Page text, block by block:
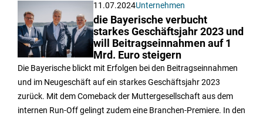
11.07.2024Unternehmen
die Bayerische verbucht
starkes Geschäftsjahr 2023 und
will Beitragseinnahmen auf 1
Mrd. Euro steigern
Die Bayerische blickt mit Erfolgen bei den Beitragseinnahmen
und im Neugeschäft auf ein starkes Geschäftsjahr 2023
zurück. Mit dem Comeback der Muttergesellschaft aus dem
internen Run-Off gelingt zudem eine Branchen-Premiere. In den